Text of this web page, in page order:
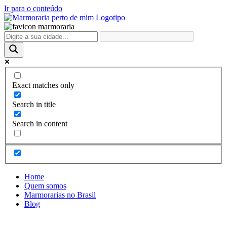
Ir para o conteúdo
Exact matches only
Search in title
Search in content
Home
Quem somos
Marmorarias no Brasil
Blog